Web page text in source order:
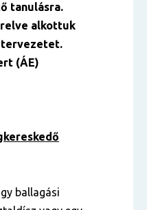
tanulásra.
alkottuk
(ÁE)
ballagási